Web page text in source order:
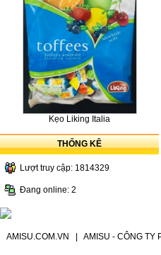
Kẹo Liking Italia
THỐNG KÊ
Lượt truy cập: 1814329
Đang online: 2
AMISU.COM.VN AMISU - CÔNG TY